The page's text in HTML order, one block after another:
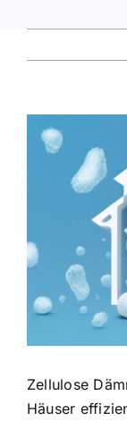
Zeige
grösseres
Zellulose
Häuser